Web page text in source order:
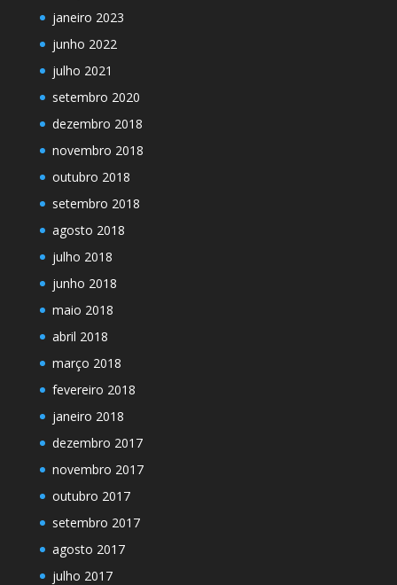
janeiro 2023
junho 2022
julho 2021
setembro 2020
dezembro 2018
novembro 2018
outubro 2018
setembro 2018
agosto 2018
julho 2018
junho 2018
maio 2018
abril 2018
março 2018
fevereiro 2018
janeiro 2018
dezembro 2017
novembro 2017
outubro 2017
setembro 2017
agosto 2017
julho 2017